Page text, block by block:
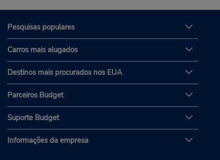
Pesquisas populares
Carros mais alugados
Destinos mais procurados nos EUA
Parceiros Budget
Suporte Budget
Informações da empresa